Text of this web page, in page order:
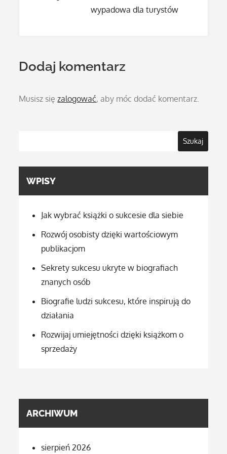
wypadowa dla turystów
Dodaj komentarz
Musisz sięzalogować, aby móc dodać komentarz.
Szukaj
WPISY
Jak wybrać książki o sukcesie dla siebie
Rozwój osobisty dzięki wartościowym
publikacjom
Sekrety sukcesu ukryte w biografiach
znanych osób
Biografie ludzi sukcesu, które inspirują do
działania
Rozwijaj umiejętności dzięki książkom o
sprzedaży
ARCHIWUM
sierpień 2026